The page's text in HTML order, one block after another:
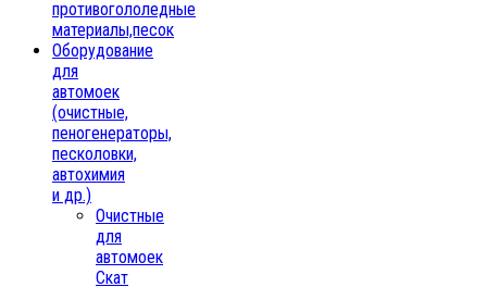
противогололедные
материалы,песок
Oборудование
для
автомоек
(очистные,
пеногенераторы,
песколовки,
автохимия
и др.)
Очистные
для
автомоек
Скат